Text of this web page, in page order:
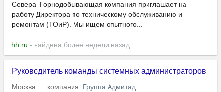
Севера. Горнодобывающая компания приглашает на
работу Директора по техническому обслуживанию и
ремонтам (ТОиР). Мы ищем опытного...
hh.ru - найдена более недели назад
Руководитель команды системных администраторов
Москва компания: Группа Адмитад